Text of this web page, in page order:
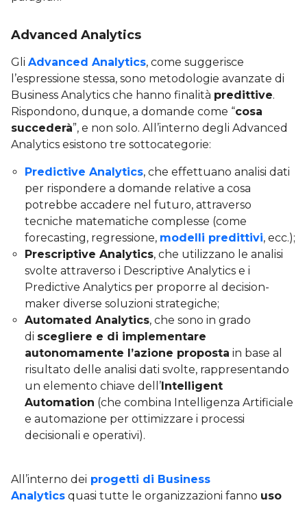
Advanced Analytics
Gli Advanced Analytics, come suggerisce
l’espressione stessa, sono metodologie avanzate di
Business Analytics che hanno finalità predittive.
Rispondono, dunque, a domande come “cosa
succederà”, e non solo. All’interno degli Advanced
Analytics esistono tre sottocategorie:
Predictive Analytics, che effettuano analisi dati
per rispondere a domande relative a cosa
potrebbe accadere nel futuro, attraverso
tecniche matematiche complesse (come
forecasting, regressione, modelli predittivi, ecc.);
Prescriptive Analytics, che utilizzano le analisi
svolte attraverso i Descriptive Analytics e i
Predictive Analytics per proporre al decision-
maker diverse soluzioni strategiche;
Automated Analytics, che sono in grado
di scegliere e di implementare
autonomamente l’azione proposta in base al
risultato delle analisi dati svolte, rappresentando
un elemento chiave dell’Intelligent
Automation (che combina Intelligenza Artificiale
e automazione per ottimizzare i processi
decisionali e operativi).
All’interno dei progetti di Business
Analytics quasi tutte le organizzazioni fanno uso